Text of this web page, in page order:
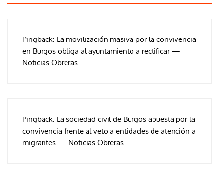
Pingback: La movilización masiva por la convivencia
en Burgos obliga al ayuntamiento a rectificar —
Noticias Obreras
Pingback: La sociedad civil de Burgos apuesta por la
convivencia frente al veto a entidades de atención a
migrantes — Noticias Obreras